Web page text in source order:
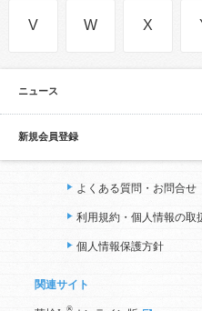
V W X
ニュース
新規会員登録
よくある質問・お問合せ
利用規約・個人情報の取
個人情報保護方針
関連サイト